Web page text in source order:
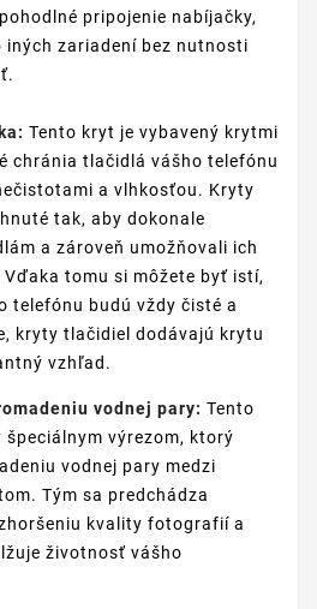
pripojenie nabíjačky,
iných zariadení bez nutnosti
Tento kryt je vybavený krytmi
chránia tlačidlá vášho telefónu
a vlhkosťou. Kryty
tak, aby dokonale
a zároveň umožňovali ich
Vďaka tomu si môžete byť istí,
telefónu budú vždy čisté a
kryty tlačidiel dodávajú krytu
vzhľad.
vodnej pary: Tento
špeciálnym výrezom, ktorý
vodnej pary medzi
Tým sa predchádza
kvality fotografií a
životnosť vášho